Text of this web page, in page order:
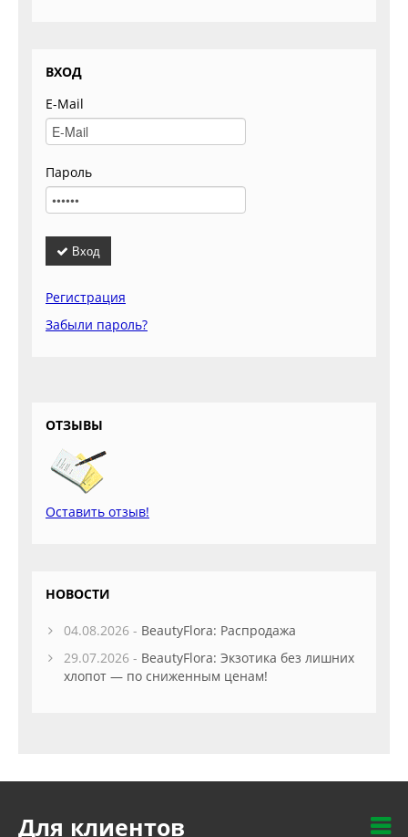
ВХОД
E-Mail
Пароль
Вход
Регистрация
Забыли пароль?
ОТЗЫВЫ
Оставить отзыв!
НОВОСТИ
04.08.2026 - BeautyFlora: Распродажа
29.07.2026 - BeautyFlora: Экзотика без лишних
хлопот — по сниженным ценам!
Для клиентов